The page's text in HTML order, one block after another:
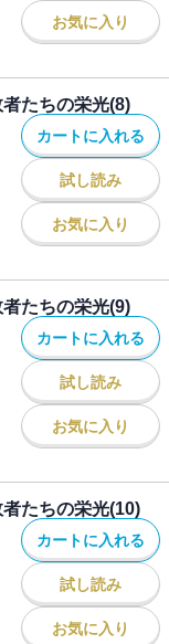
お気に入り
たちの栄光(8)
カートに入れる
試し読み
お気に入り
たちの栄光(9)
カートに入れる
試し読み
お気に入り
たちの栄光(10)
カートに入れる
試し読み
お気に入り